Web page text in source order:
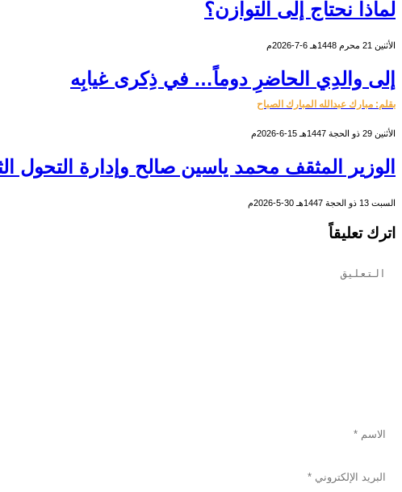
لماذا نحتاج إلى التوازن؟
الأثنين 21 محرم 1448هـ 6-7-2026م
إلى والدِي الحاضرِ دوماً… في ذِكرى غيابِه
بقلم: مبارك عبدالله المبارك الصباح
الأثنين 29 ذو الحجة 1447هـ 15-6-2026م
الوزير المثقف محمد ياسين صالح وإدارة التحول
السبت 13 ذو الحجة 1447هـ 30-5-2026م
اترك تعليقاً